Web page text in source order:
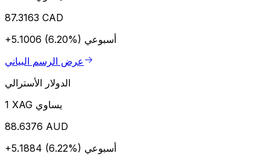
87.3163 CAD
+5.1006 (6.20%) أسبوعي
عرض الرسم البياني
الدولار الأسترالي
1 XAG يساوي
88.6376 AUD
+5.1884 (6.22%) أسبوعي